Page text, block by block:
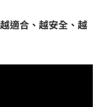
越適合、越安全、越